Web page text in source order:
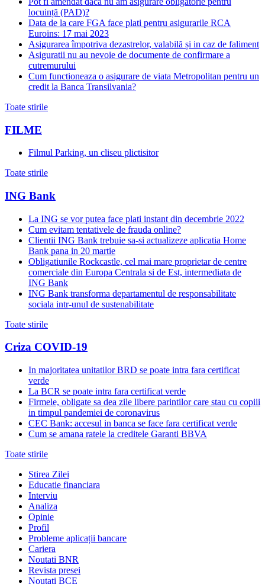
locuință (PAD)?
Data de la care FGA face plati pentru asigurarile RCA
Euroins: 17 mai 2023
Asigurarea împotriva dezastrelor, valabilă și in caz de faliment
Asiguratii nu au nevoie de documente de confirmare a
cutremurului
Cum functioneaza o asigurare de viata Metropolitan pentru un
credit la Banca Transilvania?
Toate stirile
FILME
Filmul Parking, un cliseu plictisitor
Toate stirile
ING Bank
La ING se vor putea face plati instant din decembrie 2022
Cum evitam tentativele de frauda online?
Clientii ING Bank trebuie sa-si actualizeze aplicatia Home
Bank pana in 20 martie
Obligatiunile Rockcastle, cel mai mare proprietar de centre
comerciale din Europa Centrala si de Est, intermediata de
ING Bank
ING Bank transforma departamentul de responsabilitate
sociala intr-unul de sustenabilitate
Toate stirile
Criza COVID-19
In majoritatea unitatilor BRD se poate intra fara certificat
verde
La BCR se poate intra fara certificat verde
Firmele, obligate sa dea zile libere parintilor care stau cu copiii
in timpul pandemiei de coronavirus
CEC Bank: accesul in banca se face fara certificat verde
Cum se amana ratele la creditele Garanti BBVA
Toate stirile
Stirea Zilei
Educatie financiara
Interviu
Analiza
Opinie
Profil
Probleme aplicații bancare
Cariera
Noutati BNR
Revista presei
Noutati BCE